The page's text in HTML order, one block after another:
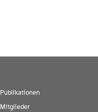
Publikationen
Mitglieder